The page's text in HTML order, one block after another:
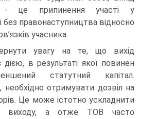
- це припинення участі у
без правонаступництва відносно
учасника.
увагу на те, що вихід
дією, в результаті якої повинен
статутний капітал.
необхідно отримувати дозвіл на
Це може істотно ускладнити
виходу, а отже ТОВ часто